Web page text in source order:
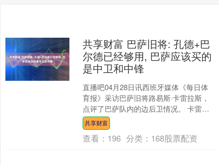
共享财富 巴萨旧将: 孔德+巴
尔德已经够用, 巴萨应该买的
是中卫和中锋
直播吧04月28日讯西班牙媒体《每日体
育报》采访巴萨旧将路易斯·卡雷拉斯，
点评了巴萨队内的边后卫情况。 卡雷拉
斯表示：“首先，最关键的一点：除了埃
里克・加西亚、....
共享财富
查看： 196 分类： 168股票配资